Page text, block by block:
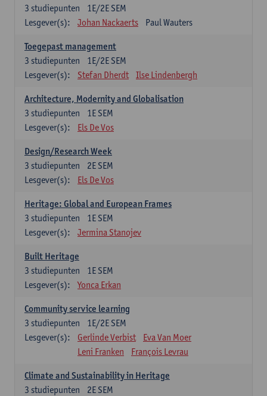
1E/2E SEM
3 studiepunten
Lesgever(s):
Johan Nackaerts Paul Wauters
Toegepast management
1E/2E SEM
3 studiepunten
Lesgever(s):
Stefan Dherdt Ilse Lindenbergh
Architecture, Modernity and Globalisation
1E SEM
3 studiepunten
Lesgever(s):
Els De Vos
Design/Research Week
2E SEM
3 studiepunten
Lesgever(s):
Els De Vos
Heritage: Global and European Frames
1E SEM
3 studiepunten
Lesgever(s):
Jermina Stanojev
Built Heritage
1E SEM
3 studiepunten
Lesgever(s):
Yonca Erkan
Community service learning
1E/2E SEM
3 studiepunten
Lesgever(s):
Gerlinde Verbist
Eva Van Moer
Leni Franken
François Levrau
Climate and Sustainability in Heritage
2E SEM
3 studiepunten